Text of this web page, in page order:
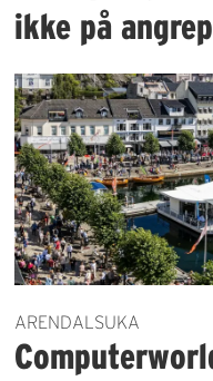
ikke på
ARENDALSUKA